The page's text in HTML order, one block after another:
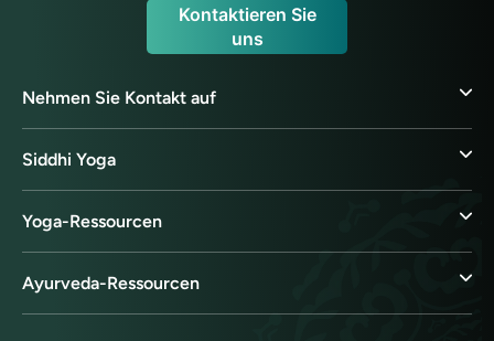
Kontaktieren Sie
uns
Nehmen Sie Kontakt auf
Siddhi Yoga
Yoga-Ressourcen
Ayurveda-Ressourcen